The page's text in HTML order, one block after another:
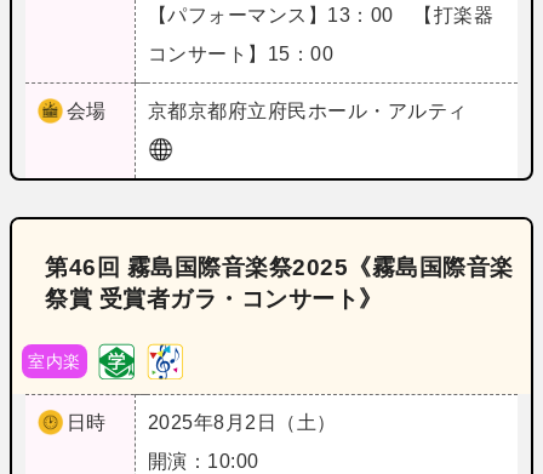
【パフォーマンス】13：00 【打楽器
コンサート】15：00
会場 京都京都府立府民ホール・アルティ
第46回 霧島国際音楽祭2025《霧島国際音楽
祭賞 受賞者ガラ・コンサート》
室内楽
日時
2025年8月2日（土）
開演：10:00